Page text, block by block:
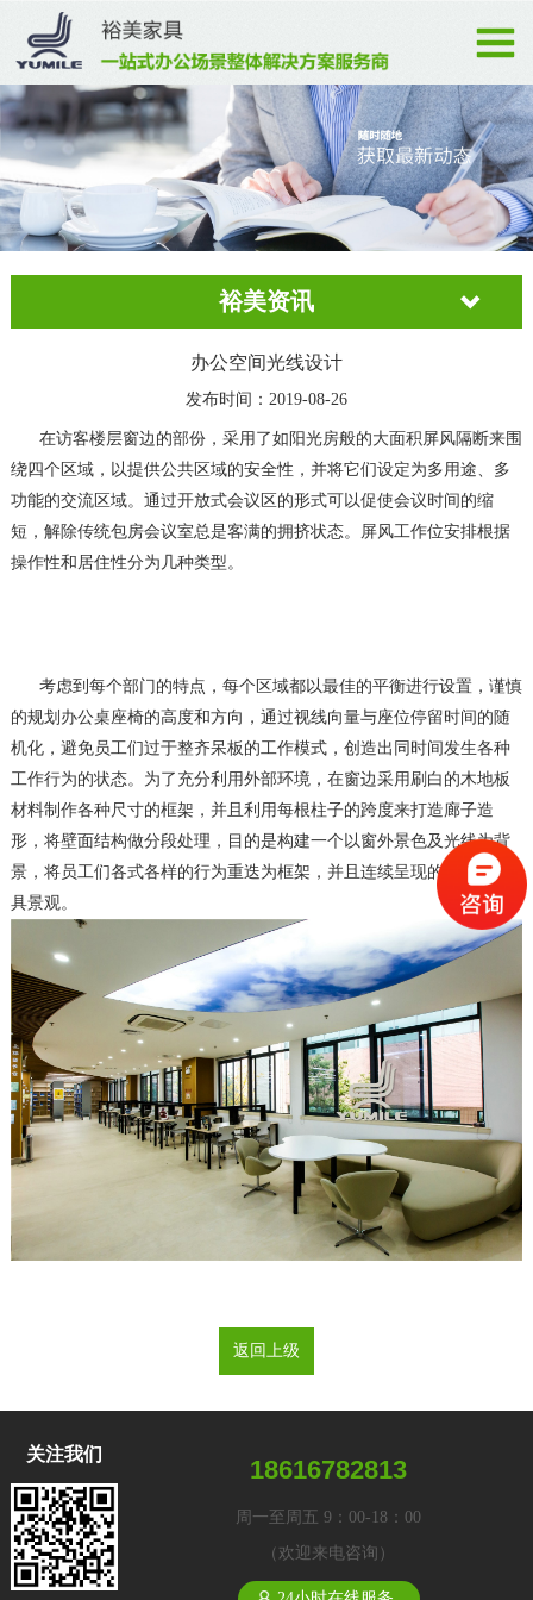
裕美资讯
办公空间光线设计
发布时间：2019-08-26
在访客楼层窗边的部份，采用了如阳光房般的大面积屏风隔断来围
绕四个区域，以提供公共区域的安全性，并将它们设定为多用途、多
功能的交流区域。通过开放式会议区的形式可以促使会议时间的缩
短，解除传统包房会议室总是客满的拥挤状态。屏风工作位安排根据
操作性和居住性分为几种类型。
考虑到每个部门的特点，每个区域都以最佳的平衡进行设置，谨慎
的规划办公桌座椅的高度和方向，通过视线向量与座位停留时间的随
机化，避免员工们过于整齐呆板的工作模式，创造出同时间发生各种
工作行为的状态。为了充分利用外部环境，在窗边采用刷白的木地板
材料制作各种尺寸的框架，并且利用每根柱子的跨度来打造廊子造
形，将壁面结构做分段处理，目的是构建一个以窗外景色及光线为背
景，将员工们各式各样的行为重迭为框架，并且连续呈现的办公室家
具景观。
返回上级
关注我们
18616782813
周一至周五 9：00-18：00
（欢迎来电咨询）